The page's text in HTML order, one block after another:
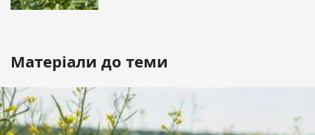
Матеріали до теми